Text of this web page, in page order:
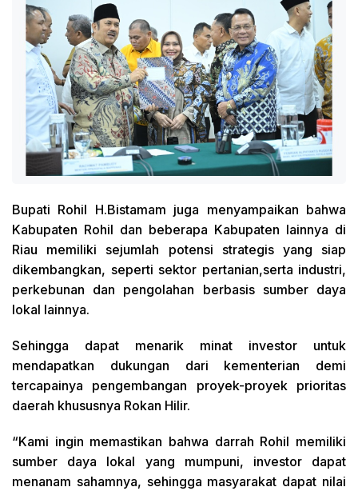
Bupati Rohil H.Bistamam juga menyampaikan bahwa
Kabupaten Rohil dan beberapa Kabupaten lainnya di
Riau memiliki sejumlah potensi strategis yang siap
dikembangkan, seperti sektor pertanian,serta industri,
perkebunan dan pengolahan berbasis sumber daya
lokal lainnya.
Sehingga dapat menarik minat investor untuk
mendapatkan dukungan dari kementerian demi
tercapainya pengembangan proyek-proyek prioritas
daerah khususnya Rokan Hilir.
“Kami ingin memastikan bahwa darrah Rohil memiliki
sumber daya lokal yang mumpuni, investor dapat
menanam sahamnya, sehingga masyarakat dapat nilai